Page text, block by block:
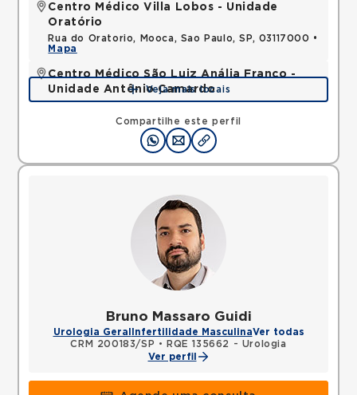
Compartilhe este perfil
Centro Médico Villa Lobos - Unidade
Oratório
Rua do Oratorio, Mooca, Sao Paulo, SP, 03117000 •
Mapa
Centro Médico São Luiz Anália Franco -
Unidade Antônio Camardo
Rua Antonio Camardo, Tatuape, Sao Paulo, SP,
Mapa
Veja mais locais
Bruno Massaro Guidi
Urologia Geral Infertilidade MasculinaVer todas
CRM 200183/SP •
RQE 135662 - Urologia
Ver perfil